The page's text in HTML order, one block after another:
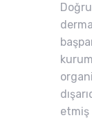
etmiş